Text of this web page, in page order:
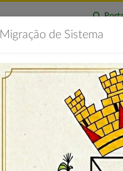
Imprensa
Migração de Sistema